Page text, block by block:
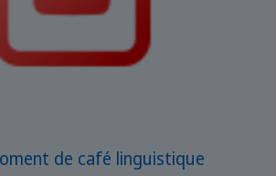
de café linguistique